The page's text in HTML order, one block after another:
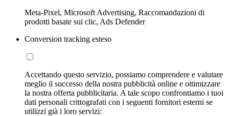
Meta-Pixel, Microsoft Advertising, Raccomandazioni di
prodotti basate sui clic, Ads Defender
Conversion tracking esteso
Accettando questo servizio, possiamo comprendere e valutare
meglio il successo della nostra pubblicità online e ottimizzare
la nostra offerta pubblicitaria. A tale scopo confrontiamo i tuoi
dati personali crittografati con i seguenti fornitori esterni se
utilizzi già i loro servizi: